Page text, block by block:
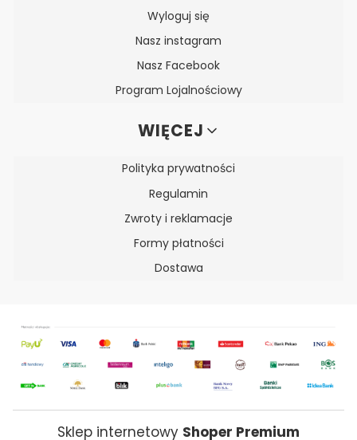
Wyloguj się
Nasz instagram
Nasz Facebook
Program Lojalnościowy
WIĘCEJ
Polityka prywatności
Regulamin
Zwroty i reklamacje
Formy płatności
Dostawa
Sklep internetowy Shoper Premium